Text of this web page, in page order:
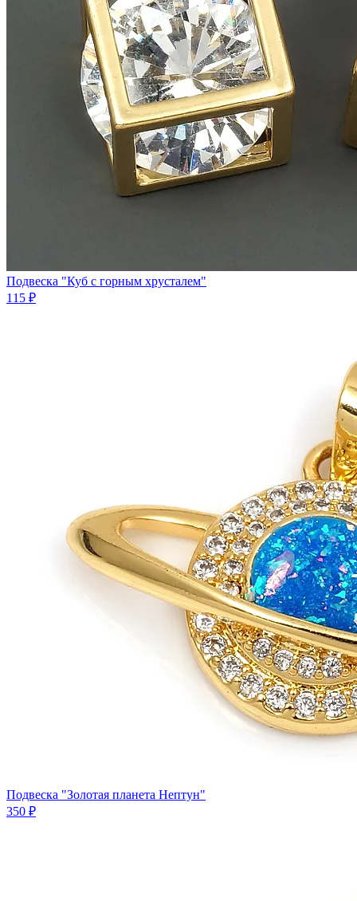
Подвеска "Куб с горным хрусталем"
115 ₽
Подвеска "Золотая планета Нептун"
350 ₽